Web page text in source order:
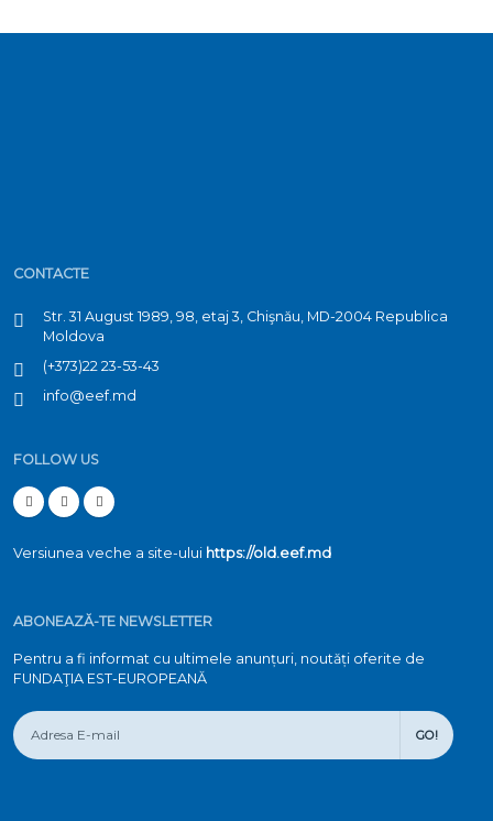
CONTACTE
Str. 31 August 1989, 98, etaj 3, Chişnău, MD-2004 Republica
Moldova
(+373)22 23-53-43
info@eef.md
FOLLOW US
Versiunea veche a site-ului https://old.eef.md
ABONEAZĂ-TE NEWSLETTER
Pentru a fi informat cu ultimele anunțuri, noutăți oferite de
FUNDAŢIA EST-EUROPEANĂ
GO!